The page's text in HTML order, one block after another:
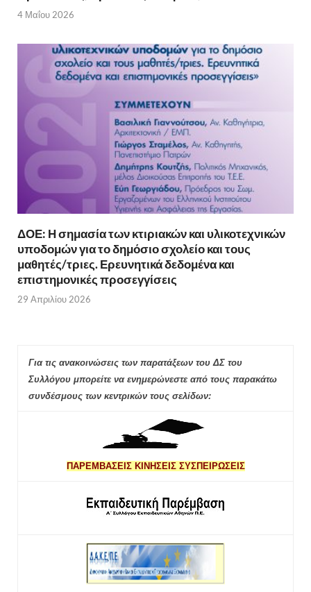
4 Μαΐου 2026
ΔΟΕ: Η σημασία των κτιριακών και υλικοτεχνικών
υποδομών για το δημόσιο σχολείο και τους
μαθητές/τριες. Ερευνητικά δεδομένα και
επιστημονικές προσεγγίσεις
29 Απριλίου 2026
Για τις ανακοινώσεις των παρατάξεων του ΔΣ του
Συλλόγου μπορείτε να ενημερώνεστε από τους παρακάτω
συνδέσμους των κεντρικών τους σελίδων:
ΠΑΡΕΜΒΑΣΕΙΣ ΚΙΝΗΣΕΙΣ ΣΥΣΠΕΙΡΩΣΕΙΣ